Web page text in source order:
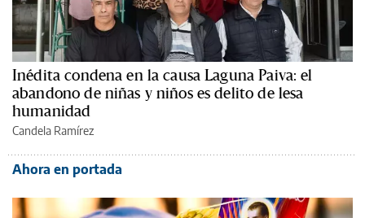
Inédita condena en la causa Laguna Paiva: el
abandono de niñas y niños es delito de lesa
humanidad
Candela Ramírez
Ahora en portada